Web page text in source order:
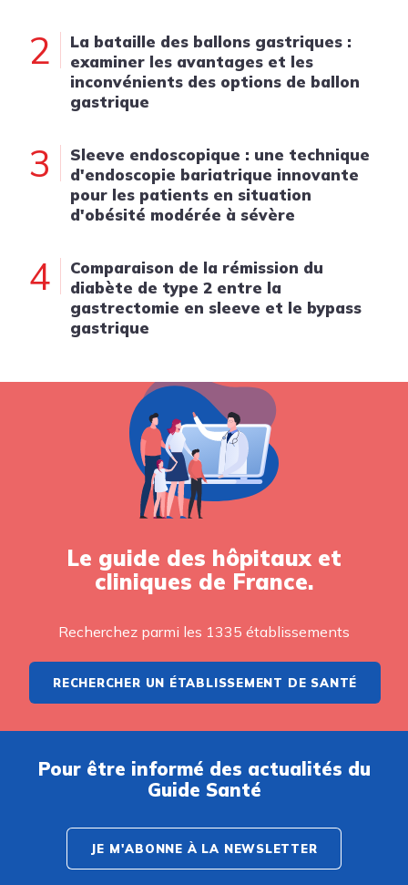
2
La bataille des ballons gastriques :
examiner les avantages et les
inconvénients des options de ballon
gastrique
3
Sleeve endoscopique : une technique
d'endoscopie bariatrique innovante
pour les patients en situation
d'obésité modérée à sévère
4
Comparaison de la rémission du
diabète de type 2 entre la
gastrectomie en sleeve et le bypass
gastrique
Le guide des hôpitaux et
cliniques de France.
Recherchez parmi les 1335 établissements
RECHERCHER UN ÉTABLISSEMENT DE SANTÉ
Pour être informé des actualités du
Guide Santé
JE M'ABONNE À LA NEWSLETTER